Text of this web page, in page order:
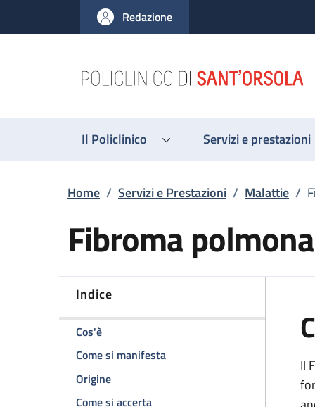
al contenuto principale
to footer content
Redazione
Il Policlinico Servizi e prestazioni
Briciole di pane
Home / Servizi e Prestazioni / Malattie /
Fibroma
Indice
Cos'èdella pagina Fibroma polmonare
Come si manifestadella pagina Fibroma
Originedella pagina Fibroma polmonare
Come si accertadella pagina Fibroma polmonare
Il